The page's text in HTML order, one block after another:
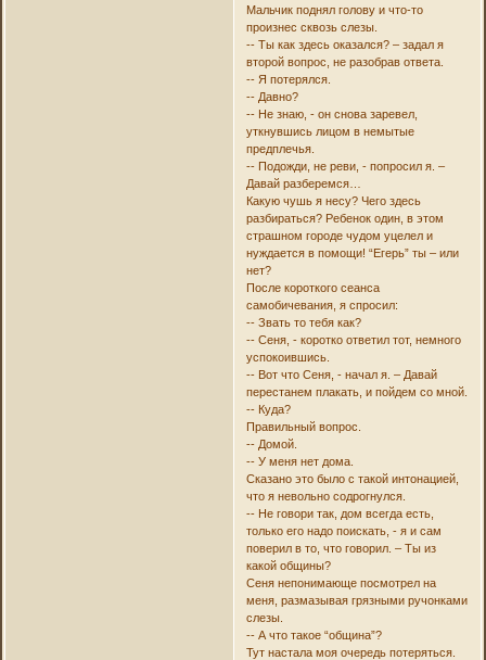
Мальчик поднял голову и что-то
произнес сквозь слезы.
-- Ты как здесь оказался? – задал я
второй вопрос, не разобрав ответа.
-- Я потерялся.
-- Давно?
-- Не знаю, - он снова заревел,
уткнувшись лицом в немытые
предплечья.
-- Подожди, не реви, - попросил я. –
Давай разберемся…
Какую чушь я несу? Чего здесь
разбираться? Ребенок один, в этом
страшном городе чудом уцелел и
нуждается в помощи! “Егерь” ты – или
нет?
После короткого сеанса
самобичевания, я спросил:
-- Звать то тебя как?
-- Сеня, - коротко ответил тот, немного
успокоившись.
-- Вот что Сеня, - начал я. – Давай
перестанем плакать, и пойдем со мной.
-- Куда?
Правильный вопрос.
-- Домой.
-- У меня нет дома.
Сказано это было с такой интонацией,
что я невольно содрогнулся.
-- Не говори так, дом всегда есть,
только его надо поискать, - я и сам
поверил в то, что говорил. – Ты из
какой общины?
Сеня непонимающе посмотрел на
меня, размазывая грязными ручонками
слезы.
-- А что такое “община”?
Тут настала моя очередь потеряться.